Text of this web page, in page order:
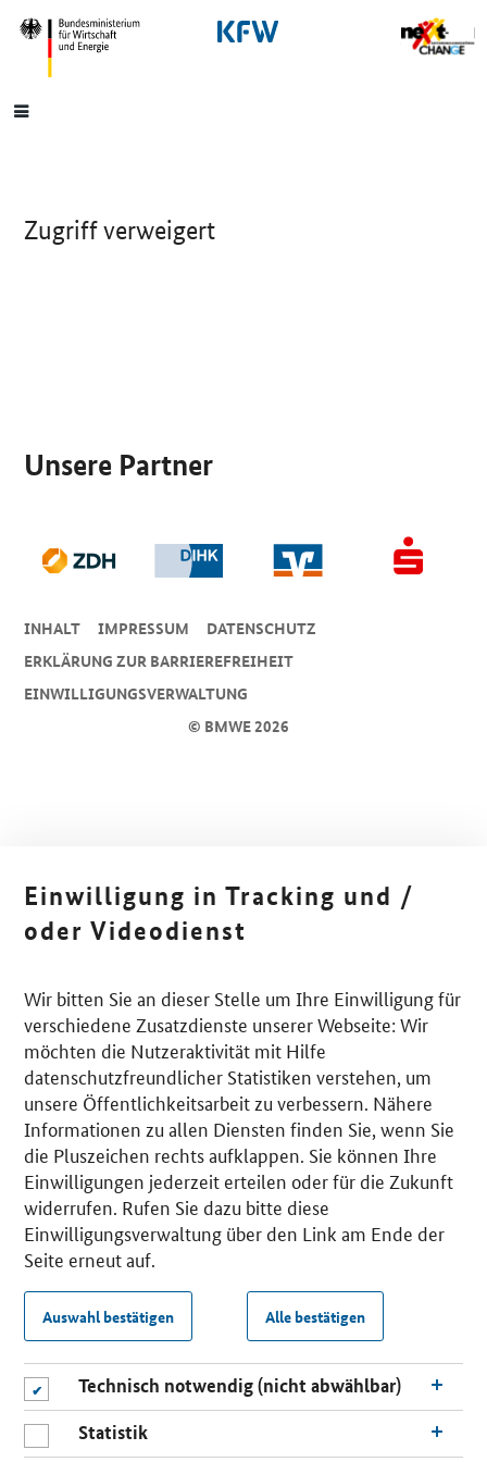
SrOnlyNavigation
Hauptmenü
Zugriff verweigert
Unsere Partner
© BMWE 2026
INHALT IMPRESSUM
DA­TEN­SCHUTZ
ERKLÄRUNG ZUR BARRIEREFREIHEIT
EINWILLIGUNGSVERWALTUNG
Einwilligung in Tracking und /
oder Videodienst
Wir bitten Sie an dieser Stelle um Ihre Einwilligung für
verschiedene Zusatzdienste unserer Webseite: Wir
möchten die Nutzeraktivität mit Hilfe
datenschutzfreundlicher Statistiken verstehen, um
unsere Öffentlichkeitsarbeit zu verbessern. Nähere
Informationen zu allen Diensten finden Sie, wenn Sie
die Pluszeichen rechts aufklappen. Sie können Ihre
Einwilligungen jederzeit erteilen oder für die Zukunft
widerrufen. Rufen Sie dazu bitte diese
Einwilligungsverwaltung über den Link am Ende der
Seite erneut auf.
Auswahl bestätigen Alle bestätigen
Technisch notwendig (nicht abwählbar)
Statistik